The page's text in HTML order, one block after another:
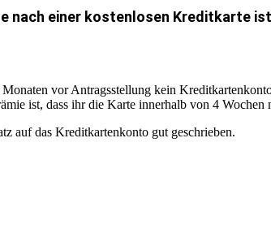
nach einer kostenlosen Kreditkarte
vor Antragsstellung kein
ist, dass ihr die Karte innerhalb von 4 Wochen
auf das Kreditkartenkonto gut geschrieben.